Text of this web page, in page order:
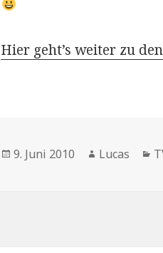
Hier geht’s weiter zu
Veröffentlicht
9. Juni 2010 Autor
Lucas